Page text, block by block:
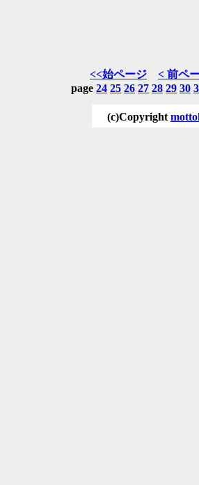
<<始ページ
< 前ペ
page 24 25 26 27 28 29 30
(c)Copyright